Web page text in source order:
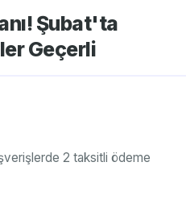
Şubat'ta
Geçerli
2 taksitli ödeme